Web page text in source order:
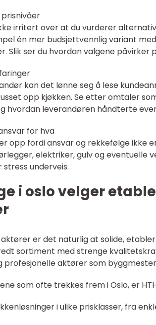
irritert over at du vurderer
én mer budsjettvennlig variant
Slik ser du hvordan valgene påvirker
kan det lønne seg å lese
opp kjøkken. Se etter omtaler
hvordan leverandøren håndterte
for hva
opp fordi ansvar og rekkefølge ikke
elektriker, gulv og eventuelle
underveis.
i oslo velger
er det naturlig at solide,
sortiment med strenge
profesjonelle aktører som
som ofte trekkes frem i Oslo, er
i ulike prisklasser, fra